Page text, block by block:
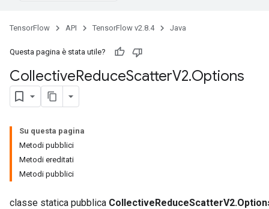
TensorFlow API TensorFlow v2.8.4 Java
Questa pagina è stata utile?
CollectiveReduceScatterV2.Options
Su questa pagina
Metodi pubblici
Metodi ereditati
Metodi pubblici
classe statica pubblica